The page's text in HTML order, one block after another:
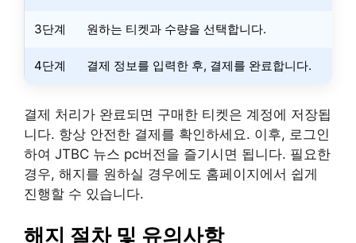
3단계 원하는 티켓과 수량을 선택합니다.
4단계 결제 정보를 입력한 후, 결제를 완료합니다.
결제 처리가 완료되면 구매한 티켓은 계정에 저장됩
니다. 항상 안전한 결제를 확인하세요. 이후, 로그인
하여 JTBC 뉴스 pc버전을 즐기시면 됩니다. 필요한
경우, 해지를 원하실 경우에도 홈페이지에서 쉽게
진행할 수 있습니다.
해지 절차 및 유의사항